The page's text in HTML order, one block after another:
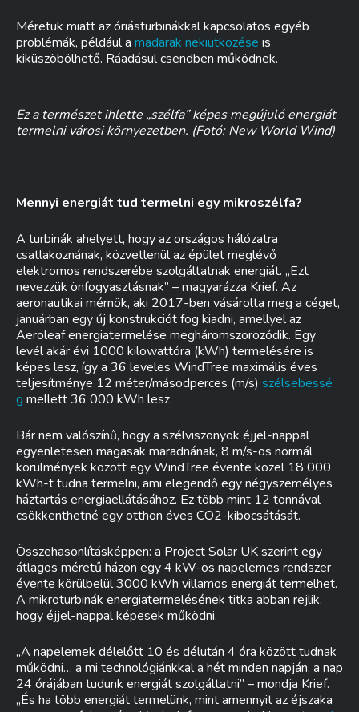
Méretük miatt az óriásturbinákkal kapcsolatos egyéb
problémák, például a madarak nekiütközése is
kiküszöbölhető. Ráadásul csendben működnek.
Ez a természet ihlette „szélfa” képes megújuló energiát
termelni városi környezetben. (Fotó: New World Wind)
Mennyi energiát tud termelni egy mikroszélfa?
A turbinák ahelyett, hogy az országos hálózatra
csatlakoznának, közvetlenül az épület meglévő
elektromos rendszerébe szolgáltatnak energiát. „Ezt
nevezzük önfogyasztásnak” – magyarázza Krief. Az
aeronautikai mérnök, aki 2017-ben vásárolta meg a céget,
januárban egy új konstrukciót fog kiadni, amellyel az
Aeroleaf energiatermelése megháromszorozódik. Egy
levél akár évi 1000 kilowattóra (kWh) termelésére is
képes lesz, így a 36 leveles WindTree maximális éves
teljesítménye 12 méter/másodperces (m/s) szélsebessé
g mellett 36 000 kWh lesz.
Bár nem valószínű, hogy a szélviszonyok éjjel-nappal
egyenletesen magasak maradnának, 8 m/s-os normál
körülmények között egy WindTree évente közel 18 000
kWh-t tudna termelni, ami elegendő egy négyszemélyes
háztartás energiaellátásához. Ez több mint 12 tonnával
csökkenthetné egy otthon éves CO2-kibocsátását.
Összehasonlításképpen: a Project Solar UK szerint egy
átlagos méretű házon egy 4 kW-os napelemes rendszer
évente körülbelül 3000 kWh villamos energiát termelhet.
A mikroturbinák energiatermelésének titka abban rejlik,
hogy éjjel-nappal képesek működni.
„A napelemek délelőtt 10 és délután 4 óra között tudnak
működni… a mi technológiánkkal a hét minden napján, a nap
24 órájában tudunk energiát szolgáltatni” – mondja Krief.
„És ha több energiát termelünk, mint amennyit az éjszaka